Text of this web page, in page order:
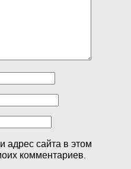
адрес сайта в этом
комментариев.